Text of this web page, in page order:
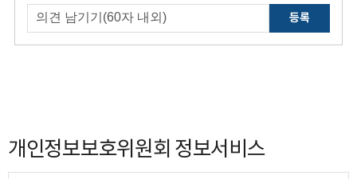
등록
개인정보보호위원회 정보서비스